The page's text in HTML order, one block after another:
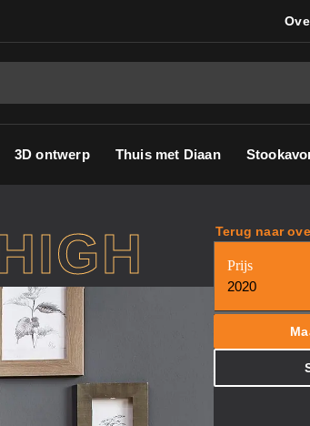
3D ontwerp Thuis met Diaan
Terug naar
Prijs
2020